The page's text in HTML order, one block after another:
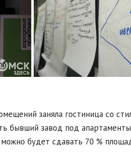
заняла гостиница со
бывший завод под
будет сдавать 70 %